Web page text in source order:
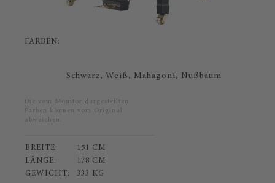
FARBEN:
Schwarz, Weiß, Mahagoni, Nußbaum
Die vom Monitor dargestellten
Farben können vom Original
abweichen.
BREITE:
151 CM
LÄNGE:
178 CM
GEWICHT:
333 KG